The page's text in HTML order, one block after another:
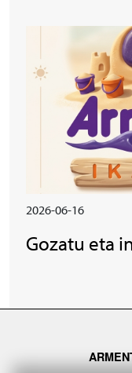
2026-06-16
Gozatu eta